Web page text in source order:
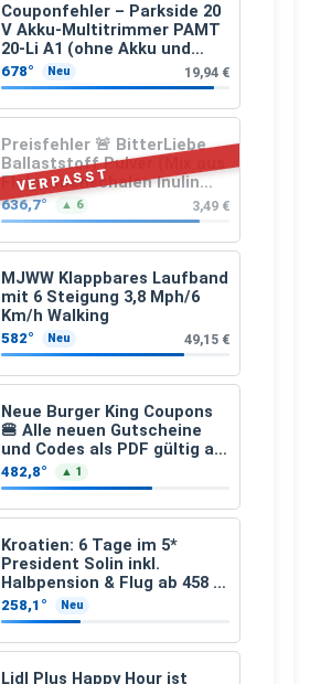
Couponfehler – Parkside 20
V Akku-Multitrimmer PAMT
20-Li A1 (ohne Akku und
Ladegerät)
678° Neu 19,94 €
VERPASST
Preisfehler 🚨 BitterLiebe
Ballaststoff Pulver (Mix aus
Flohsamenschalen Inulin
(Präbiotika) Leinsamen &
Apfelfaser)
636,7° ▲ 6 3,49 €
MJWW Klappbares Laufband
mit 6 Steigung 3,8 Mph/6
Km/h Walking
582° Neu 49,15 €
Neue Burger King Coupons
🍔 Alle neuen Gutscheine
und Codes als PDF gültig ab
25.07.2026 bis 04.09.2026
482,8° ▲ 1
Kroatien: 6 Tage im 5*
President Solin inkl.
Halbpension & Flug ab 458 €
pro Person
258,1° Neu
Lidl Plus Happy Hour ist